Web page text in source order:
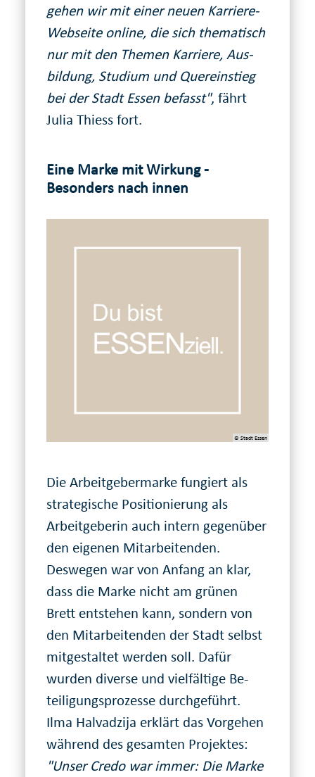
gehen wir mit einer neuen Karriere-
Webseite online, die sich thematisch
nur mit den Themen Karriere, Aus­
bildung, Studium und Quer­einstieg
bei der Stadt Essen befasst", fährt
Julia Thiess fort.
Eine Marke mit Wirkung -
Besonders nach innen
© Stadt Essen
Die Arbeitgebermarke fungiert als
strate­gische Positionierung als
Arbeit­geberin auch intern gegenüber
den eigenen Mit­ar­bei­tenden.
Deswegen war von Anfang an klar,
dass die Marke nicht am grünen
Brett entstehen kann, sondern von
den Mit­ar­bei­tenden der Stadt selbst
mitge­staltet werden soll. Dafür
wurden diverse und vielfältige Be­
teili­gungs­pro­zesse durchgeführt.
Ilma Halvadzija erklärt das Vorgehen
während des gesamten Projektes:
"Unser Credo war immer: Die Marke